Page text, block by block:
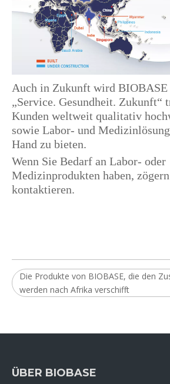
Auch in Zukunft wird
„Service. Gesundheit. Zukunft“
Kunden weltweit qualitativ
sowie Labor- und
Hand zu bieten.
Wenn Sie Bedarf an Labor- oder
Medizinprodukten haben,
kontaktieren.
Die Produkte von BIOBASE, die den
werden nach Afrika verschifft
ÜBER BIOBASE